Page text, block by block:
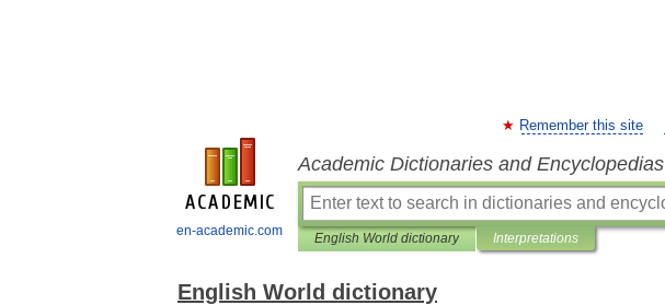
en-academic.com
Remember this site
Academic Dictionaries and Encyclopedias
English World dictionary Interpretations
English World dictionary